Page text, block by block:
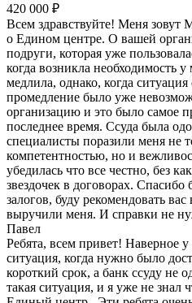
420 000 ₽
Всем здравствуйте! Меня зовут
о Едином центре. О вашей
подруги, которая уже
когда возникла необходимость
медлила, однако, когда
промедление было уже
организацию и это было самое
последнее время. Ссуда была
специалисты поразили меня не
компетентностью, но и
убедилась что все честно, без
звездочек в договорах.
залогов, буду рекомендовать
выручили меня. И справки не
Павел
Ребята, всем привет! Наверное
ситуация, когда нужно было
короткий срок, а банк ссуду не
такая ситуация, и я уже не знал